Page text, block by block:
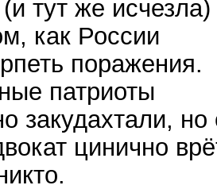
тут же исчезла)
как России
поражения.
патриоты
закудахтали, но
цинично